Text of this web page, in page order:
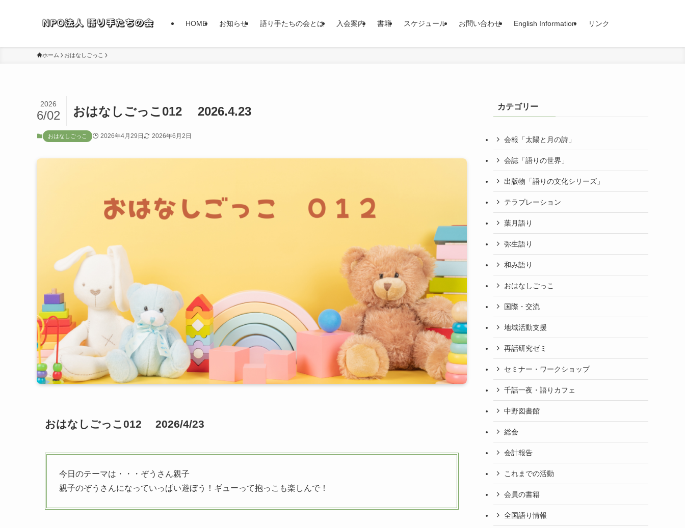
HOME お知らせ 語り手たちの会とは 入会案内 書籍 スケジュール お問い合わせ English Information リンク
ホーム おはなしごっこ
おはなしごっこ012 2026.4.23
2026
6/02
おはなしごっこ 2026年4月29日 2026年6月2日
おはなしごっこ012 2026/4/23
今日のテーマは・・・ぞうさん親子
親子のぞうさんになっていっぱい遊ぼう！ギューって抱っこも楽しんで！
カテゴリー
会報「太陽と月の詩」
会誌「語りの世界」
出版物「語りの文化シリーズ」
テラブレーション
葉月語り
弥生語り
和み語り
おはなしごっこ
国際・交流
地域活動支援
再話研究ゼミ
セミナー・ワークショップ
千話一夜・語りカフェ
中野図書館
総会
会計報告
これまでの活動
会員の書籍
全国語り情報